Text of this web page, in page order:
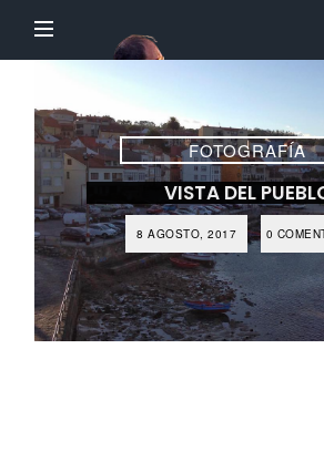
FOTOGRAFÍA
VISTA DEL
8 AGOSTO, 2017 0